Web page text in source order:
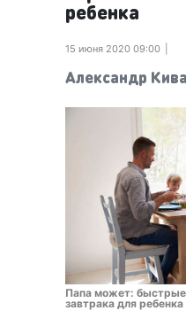
ребенка
15 июня 2020 09:00
Александр Кива
Папа может:
завтрака для ребенка